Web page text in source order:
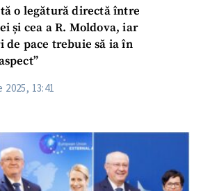
Despre ZdG
o legătură directă între
și cea a R. Moldova, iar
de pace trebuie să ia în
13:41